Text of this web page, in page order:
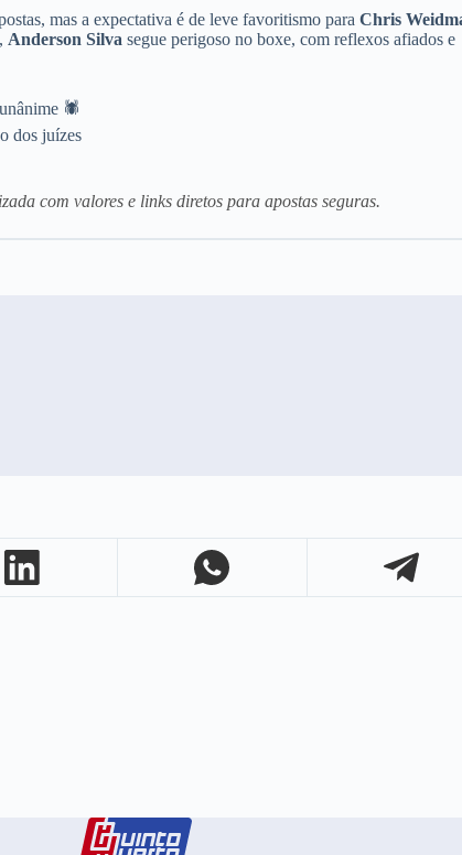
mas a expectativa é de leve favoritismo paraChris
Anderson Silva segue perigoso no boxe, com reflexos afiados e
🕷️
dos juízes
com valores e links diretos para apostas seguras.